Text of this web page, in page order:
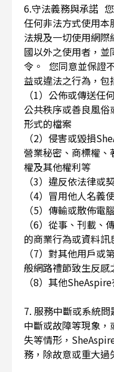
6.守法義務與承諾
任何非法方式使用本
法規及一切使用網
國以外之使用者，
令。 您同意並保證
益或違法之行為，
（1）公佈或傳送任
公共秩序或善良風
形式的檔案
（2）侵害或毀損
營業秘密、商標權
權及其他權利等
（3）違反依法律或
（4）冒用他人名義
（5）傳輸或散佈電
（6）從事、刊載、
的商業行為或資料訊
（7）對其他用戶或
般網路禮節致生反感
（8）其他
7. 服務中斷或系統
中斷或故障等現象
失等情形，
務，除故意或重大過